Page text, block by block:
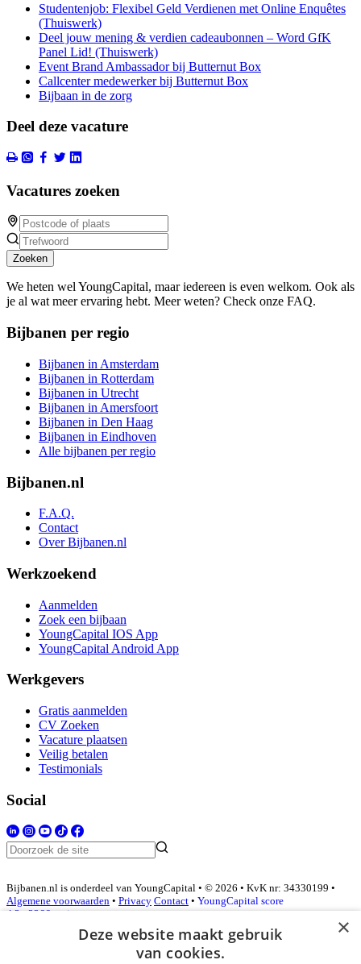
Studentenjob: Flexibel Geld Verdienen met Online Enquêtes
(Thuiswerk)
Deel jouw mening & verdien cadeaubonnen – Word GfK
Panel Lid! (Thuiswerk)
Event Brand Ambassador bij Butternut Box
Callcenter medewerker bij Butternut Box
Bijbaan in de zorg
Deel deze vacature
Vacatures zoeken
Zoeken
We heten wel YoungCapital, maar iedereen is even welkom. Ook als
je al wat meer ervaring hebt. Meer weten? Check onze FAQ.
Bijbanen per regio
Bijbanen in Amsterdam
Bijbanen in Rotterdam
Bijbanen in Utrecht
Bijbanen in Amersfoort
Bijbanen in Den Haag
Bijbanen in Eindhoven
Alle bijbanen per regio
Bijbanen.nl
F.A.Q.
Contact
Over Bijbanen.nl
Werkzoekend
Aanmelden
Zoek een bijbaan
YoungCapital IOS App
YoungCapital Android App
Werkgevers
Gratis aanmelden
CV Zoeken
Vacature plaatsen
Veilig betalen
Testimonials
Social
Bijbanen.nl is onderdeel van YoungCapital • © 2026 • KvK nr: 34330199 •
Algemene voorwaarden • Privacy Contact • YoungCapital score
4.3 - 3366 reviews
×
Deze website maakt gebruik
van cookies.